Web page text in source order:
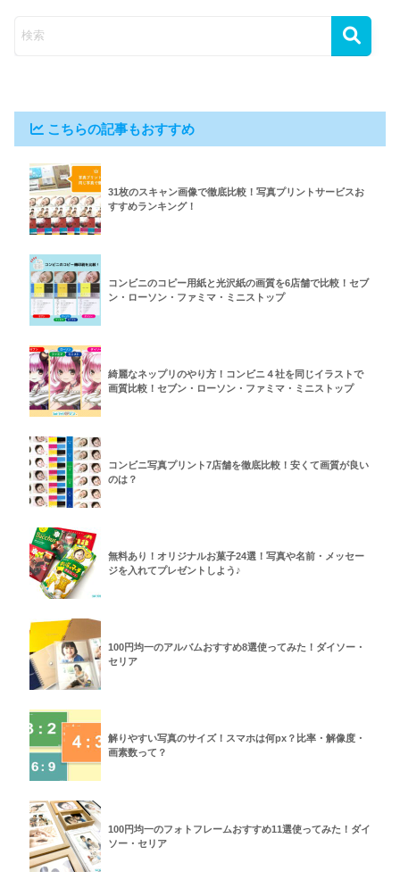
こちらの記事もおすすめ
31枚のスキャン画像で徹底比較！写真プリントサービスお
すすめランキング！
コンビニのコピー用紙と光沢紙の画質を6店舗で比較！セブ
ン・ローソン・ファミマ・ミニストップ
綺麗なネップリのやり方！コンビニ４社を同じイラストで
画質比較！セブン・ローソン・ファミマ・ミニストップ
コンビニ写真プリント7店舗を徹底比較！安くて画質が良い
のは？
無料あり！オリジナルお菓子24選！写真や名前・メッセー
ジを入れてプレゼントしよう♪
100円均一のアルバムおすすめ8選使ってみた！ダイソー・
セリア
解りやすい写真のサイズ！スマホは何px？比率・解像度・
画素数って？
100円均一のフォトフレームおすすめ11選使ってみた！ダイ
ソー・セリア